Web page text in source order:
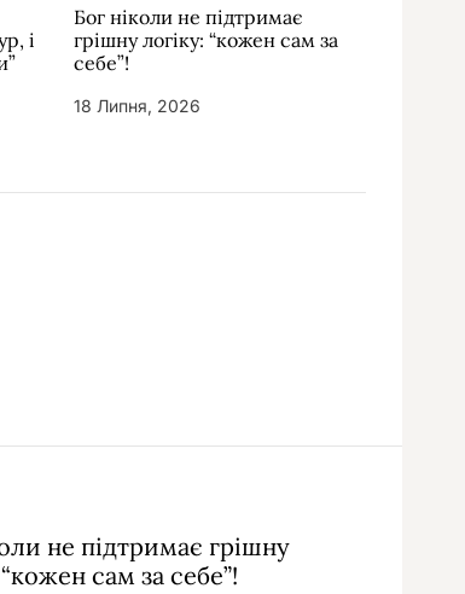
і
Бог ніколи не підтримає
грішну логіку: “кожен сам за
себе”!
18 Липня, 2026
не підтримає грішну
сам за себе”!